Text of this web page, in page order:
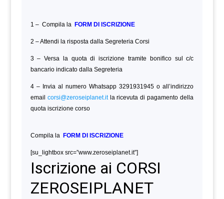
1 – Compila la FORM DI ISCRIZIONE
2 – Attendi la risposta dalla Segreteria Corsi
3 – Versa la quota di iscrizione tramite bonifico sul c/c
bancario indicato dalla Segreteria
4 – Invia al numero Whatsapp 3291931945 o all’indirizzo
email corsi@zeroseiplanet.itla ricevuta di pagamento della
quota iscrizione corso
Compila la FORM DI ISCRIZIONE
[su_lightbox src=”www.zeroseiplanet.it”]